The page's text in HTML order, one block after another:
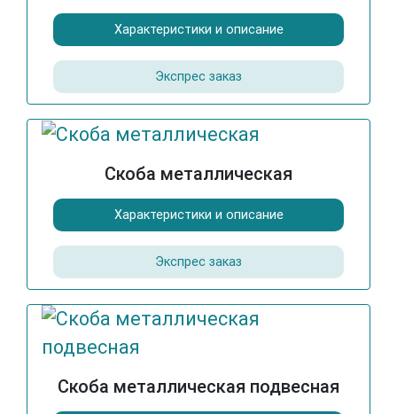
Характеристики и описание
Экспрес заказ
Cкоба металлическая
Характеристики и описание
Экспрес заказ
Cкоба металлическая подвесная